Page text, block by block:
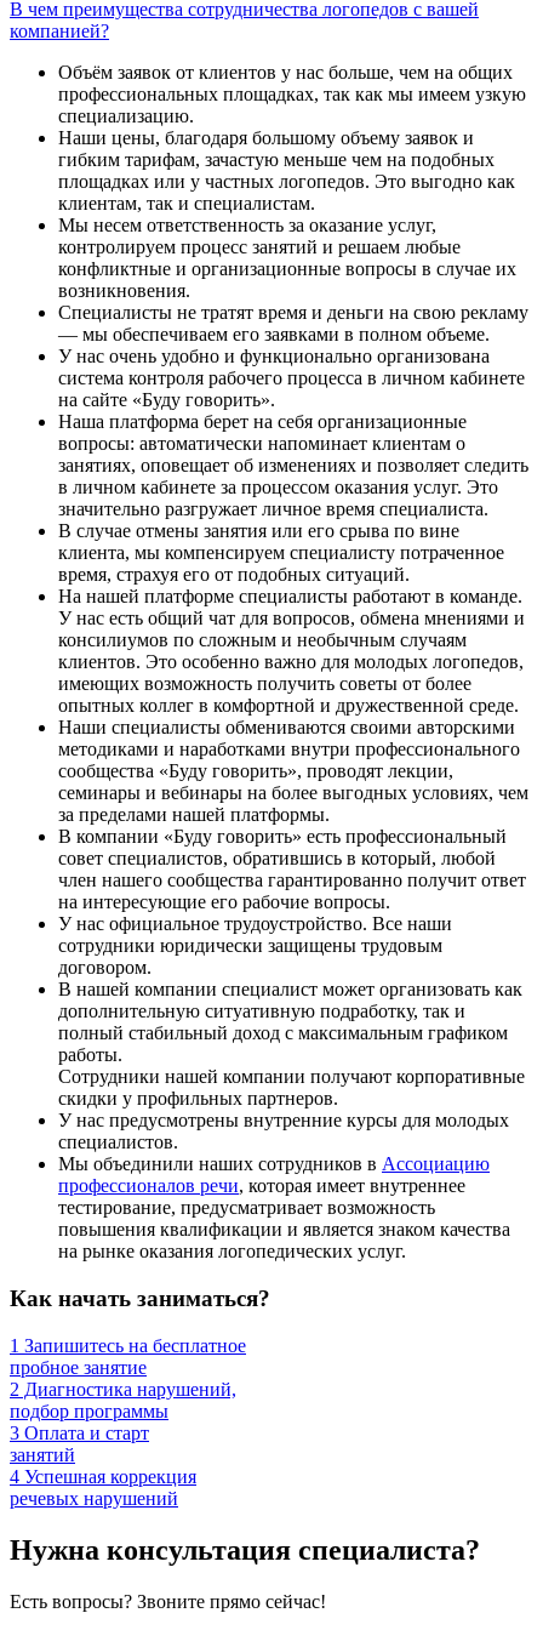
В чем преимущества сотрудничества логопедов с вашей
компанией?
Объём заявок от клиентов у нас больше, чем на общих
профессиональных площадках, так как мы имеем узкую
специализацию.
Наши цены, благодаря большому объему заявок и
гибким тарифам, зачастую меньше чем на подобных
площадках или у частных логопедов. Это выгодно как
клиентам, так и специалистам.
Мы несем ответственность за оказание услуг,
контролируем процесс занятий и решаем любые
конфликтные и организационные вопросы в случае их
возникновения.
Специалисты не тратят время и деньги на свою рекламу
— мы обеспечиваем его заявками в полном объеме.
У нас очень удобно и функционально организована
система контроля рабочего процесса в личном кабинете
на сайте «Буду говорить».
Наша платформа берет на себя организационные
вопросы: автоматически напоминает клиентам о
занятиях, оповещает об изменениях и позволяет следить
в личном кабинете за процессом оказания услуг. Это
значительно разгружает личное время специалиста.
В случае отмены занятия или его срыва по вине
клиента, мы компенсируем специалисту потраченное
время, страхуя его от подобных ситуаций.
На нашей платформе специалисты работают в команде.
У нас есть общий чат для вопросов, обмена мнениями и
консилиумов по сложным и необычным случаям
клиентов. Это особенно важно для молодых логопедов,
имеющих возможность получить советы от более
опытных коллег в комфортной и дружественной среде.
Наши специалисты обмениваются своими авторскими
методиками и наработками внутри профессионального
сообщества «Буду говорить», проводят лекции,
семинары и вебинары на более выгодных условиях, чем
за пределами нашей платформы.
В компании «Буду говорить» есть профессиональный
совет специалистов, обратившись в который, любой
член нашего сообщества гарантированно получит ответ
на интересующие его рабочие вопросы.
У нас официальное трудоустройство. Все наши
сотрудники юридически защищены трудовым
договором.
В нашей компании специалист может организовать как
дополнительную ситуативную подработку, так и
полный стабильный доход с максимальным графиком
работы.
Сотрудники нашей компании получают корпоративные
скидки у профильных партнеров.
У нас предусмотрены внутренние курсы для молодых
специалистов.
Мы объединили наших сотрудников в Ассоциацию
профессионалов речи, которая имеет внутреннее
тестирование, предусматривает возможность
повышения квалификации и является знаком качества
на рынке оказания логопедических услуг.
Как начать заниматься?
1 Запишитесь на бесплатное
пробное занятие
2 Диагностика нарушений,
подбор программы
3 Оплата и старт
занятий
4 Успешная коррекция
речевых нарушений
Нужна консультация специалиста?
Есть вопросы? Звоните прямо сейчас!